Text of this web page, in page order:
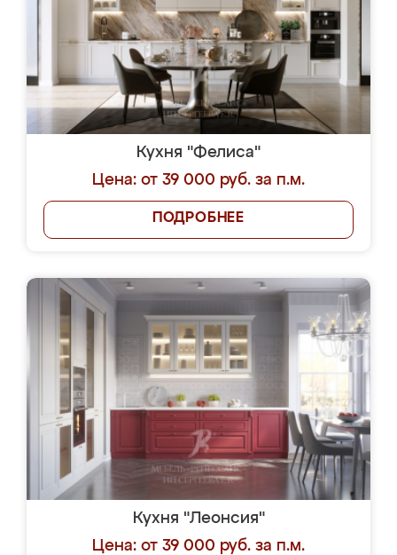
Кухня "Фелиса"
Цена: от 39 000 руб. за п.м.
ПОДРОБНЕЕ
Кухня "Леонсия"
Цена: от 39 000 руб. за п.м.